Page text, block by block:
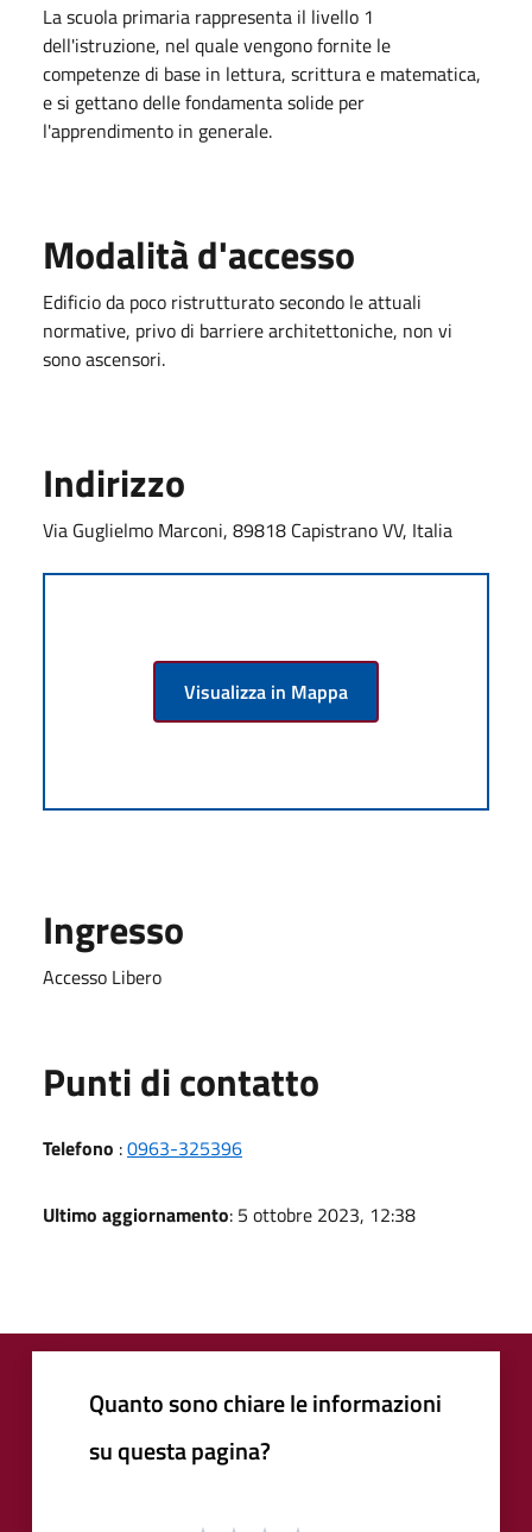
La scuola primaria rappresenta il livello 1
dell'istruzione, nel quale vengono fornite le
competenze di base in lettura, scrittura e matematica,
e si gettano delle fondamenta solide per
l'apprendimento in generale.
Modalità d'accesso
Edificio da poco ristrutturato secondo le attuali
normative, privo di barriere architettoniche, non vi
sono ascensori.
Indirizzo
Via Guglielmo Marconi, 89818 Capistrano VV, Italia
Visualizza in Mappa
Ingresso
Accesso Libero
Punti di contatto
Telefono :0963-325396
Ultimo aggiornamento: 5 ottobre 2023, 12:38
Quanto sono chiare le informazioni
su questa pagina?